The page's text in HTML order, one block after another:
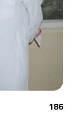
186